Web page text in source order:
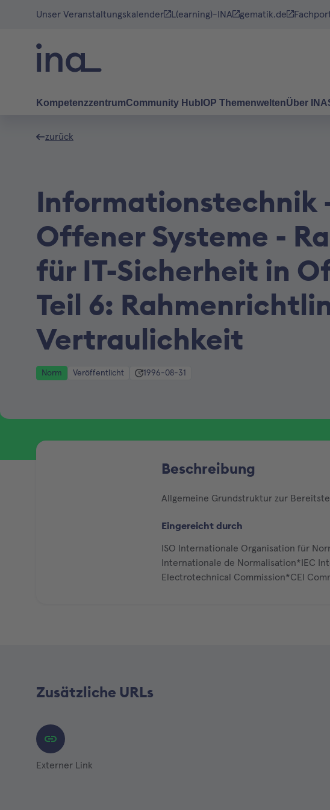
Unser Veranstaltungskalender L(earning)-INA gematik.de
KompetenzzentrumCommunity Hub IOP ThemenweltenÜber INA
zurück
Informationstechnik
Offener Systeme -
für IT-Sicherheit in
Teil 6:
Vertraulichkeit
Norm Veröffentlicht 1996-08-31
Beschreibung
Allgemeine Grundstruktur zur
Eingereicht durch
ISO Internationale Organisation für
Internationale de Normalisation*IEC
Electrotechnical Commission*CEI
Zusätzliche URLs
Externer Link